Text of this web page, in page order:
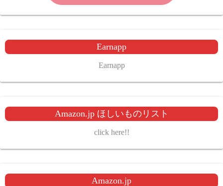
Earnapp
Earnapp
Amazon.jp ほしいものリスト
click here!!
Amazon.jp